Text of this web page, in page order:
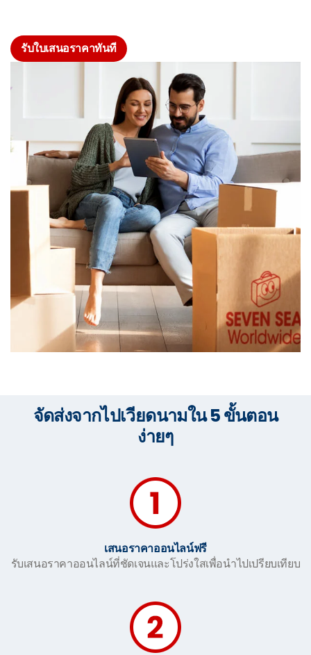
รับใบเสนอราคาทันที
จัดส่งจากไปเวียดนามใน 5 ขั้นตอน
ง่ายๆ
เสนอราคาออนไลน์ฟรี
รับเสนอราคาออนไลน์ที่ชัดเจนและโปร่งใสเพื่อนำไปเปรียบเทียบ